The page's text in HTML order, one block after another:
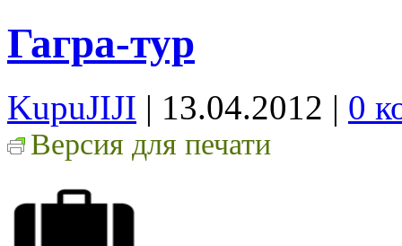
Гагра-тур
KupuJIJI | 13.04.2012 | 0
Версия для печати